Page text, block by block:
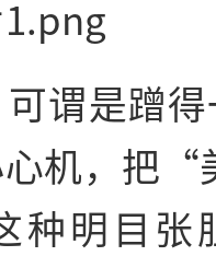
谓是蹭
机，把“
种明目